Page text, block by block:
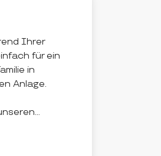
Ihrer
für ein
in
Anlage.